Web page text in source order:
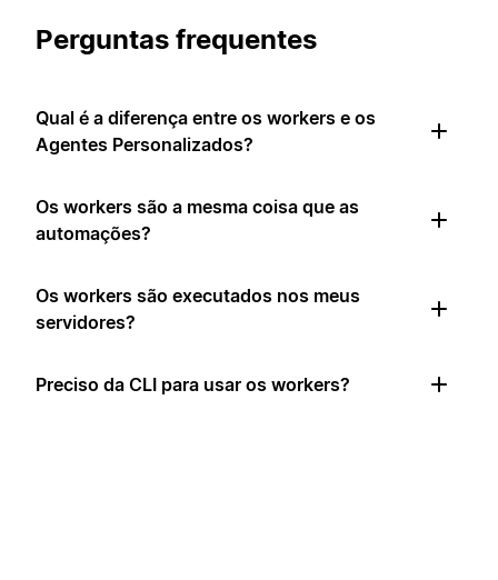
Perguntas frequentes
Qual é a diferença entre os workers e os
Agentes Personalizados?
Os workers são a mesma coisa que as
automações?
Os workers são executados nos meus
servidores?
Preciso da CLI para usar os workers?